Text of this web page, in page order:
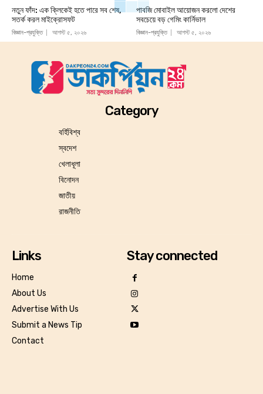
নতুন ফাঁদ: এক ক্লিকেই হতে পারে সব শেষ,
সতর্ক করল মাইক্রোসফট
বিজ্ঞান-প্রযুক্তি আগস্ট ৫, ২০২৬
পাবজি মোবাইল আয়োজন করলো দেশের
সবচেয়ে বড় গেমিং কার্নিভাল
বিজ্ঞান-প্রযুক্তি আগস্ট ৫, ২০২৬
Category
বর্হিবিশ্ব
স্বদেশ
খেলাধূলা
বিনোদন
জাতীয়
রাজনীতি
Links
Home
About Us
Advertise With Us
Submit a News Tip
Contact
Stay connected